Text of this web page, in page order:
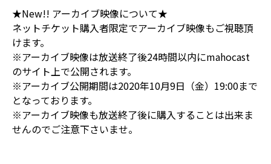
★New!! アーカイブ映像について★
ネットチケット購入者限定でアーカイブ映像もご視聴頂
けます。
※アーカイブ映像は放送終了後24時間以内にmahocast
のサイト上で公開されます。
※アーカイブ公開期間は2020年10月9日（金）19:00まで
となっております。
※アーカイブ映像も放送終了後に購入することは出来ま
せんのでご注意下さいませ。